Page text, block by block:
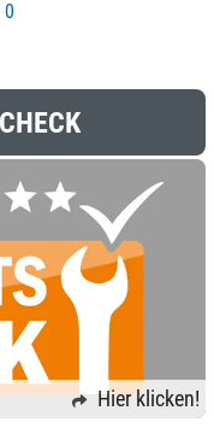
0
Hier klicken!